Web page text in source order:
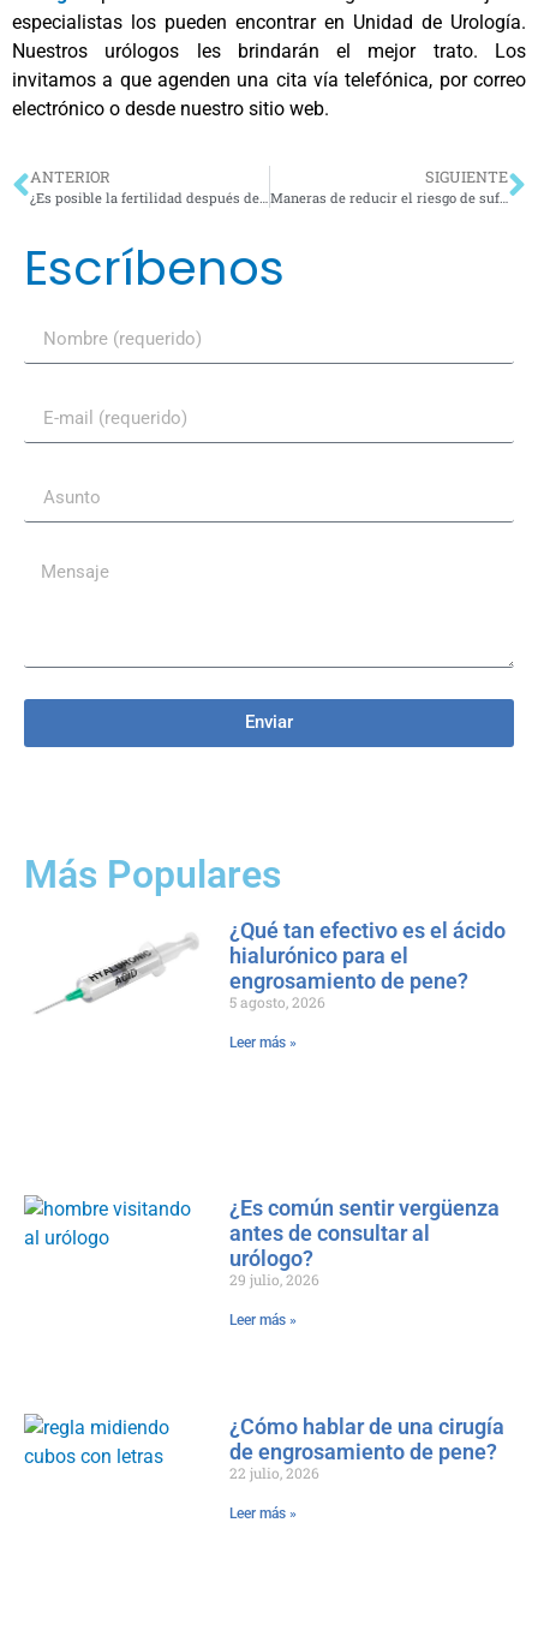
especialistas los pueden encontrar en Unidad de Urología.
Nuestros urólogos les brindarán el mejor trato. Los
invitamos a que agenden una cita vía telefónica, por correo
electrónico o desde nuestro sitio web.
ANTERIOR SIGUIENTE
Maneras de reducir el riesgo de sufrir cáncer de riñón
Escríbenos
Enviar
Más Populares
¿Qué tan efectivo es el ácido
hialurónico para el
engrosamiento de pene?
5 agosto, 2026
Leer más »
¿Es común sentir vergüenza
antes de consultar al
urólogo?
29 julio, 2026
Leer más »
¿Cómo hablar de una cirugía
de engrosamiento de pene?
22 julio, 2026
Leer más »